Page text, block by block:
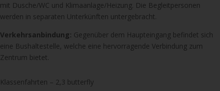
mit Dusche/WC und Klimaanlage/Heizung. Die Begleitpersonen
werden in separaten Unterkünften untergebracht.
Verkehrsanbindung: Gegenüber dem Haupteingang befindet sich
eine Bushaltestelle, welche eine hervorragende Verbindung zum
Zentrum bietet.
Klassenfahrten – 2,3 butterfly